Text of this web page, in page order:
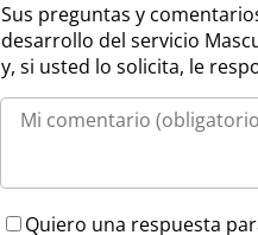
Sus preguntas y
desarrollo del servicio
y, si usted lo solicita, le
Quiero una respuesta